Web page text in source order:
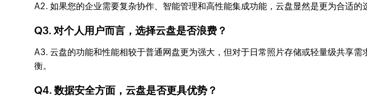
A2. 如果您的企业需要复杂协作、智能管理和高性能集成功能，云盘显然是更为合适的
Q3. 对个人用户而言，选择云盘是否浪费？
A3. 云盘的功能和性能相较于普通网盘更为强大，但对于日常照片存储或轻量级共享
衡。
Q4. 数据安全方面，云盘是否更具优势？